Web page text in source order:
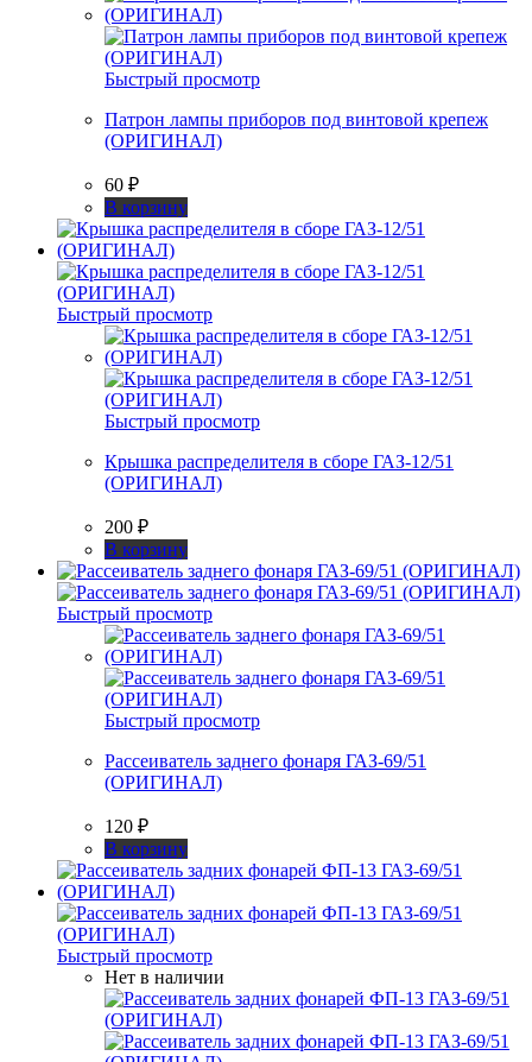
Быстрый просмотр
Патрон лампы приборов под винтовой крепеж
(ОРИГИНАЛ)
60 ₽
В корзину
Быстрый просмотр
Быстрый просмотр
Крышка распределителя в сборе ГАЗ-12/51
(ОРИГИНАЛ)
200 ₽
В корзину
Быстрый просмотр
Быстрый просмотр
Рассеиватель заднего фонаря ГАЗ-69/51
(ОРИГИНАЛ)
120 ₽
В корзину
Быстрый просмотр
Нет в наличии